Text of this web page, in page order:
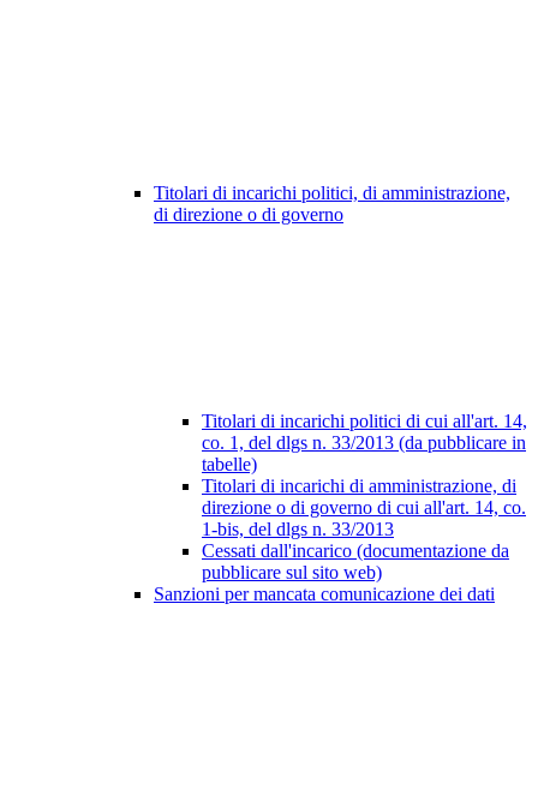
Titolari di incarichi politici, di amministrazione,
di direzione o di governo
Titolari di incarichi politici di cui all'art. 14,
co. 1, del dlgs n. 33/2013 (da pubblicare in
tabelle)
Titolari di incarichi di amministrazione, di
direzione o di governo di cui all'art. 14, co.
1-bis, del dlgs n. 33/2013
Cessati dall'incarico (documentazione da
pubblicare sul sito web)
Sanzioni per mancata comunicazione dei dati